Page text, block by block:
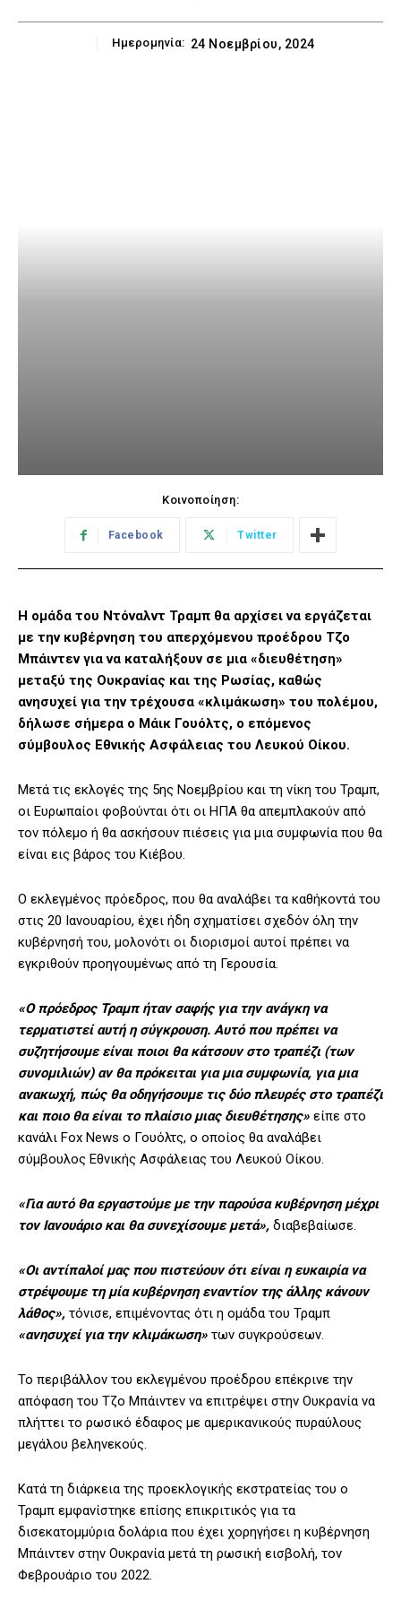
Ημερομηνία: 24 Νοεμβρίου, 2024
Κοινοποίηση:
Facebook Twitter
Η ομάδα του Ντόναλντ Τραμπ θα αρχίσει να εργάζεται
με την κυβέρνηση του απερχόμενου προέδρου Τζο
Μπάιντεν για να καταλήξουν σε μια «διευθέτηση»
μεταξύ της Ουκρανίας και της Ρωσίας, καθώς
ανησυχεί για την τρέχουσα «κλιμάκωση» του πολέμου,
δήλωσε σήμερα ο Μάικ Γουόλτς, ο επόμενος
σύμβουλος Εθνικής Ασφάλειας του Λευκού Οίκου.
Μετά τις εκλογές της 5ης Νοεμβρίου και τη νίκη του Τραμπ,
οι Ευρωπαίοι φοβούνται ότι οι ΗΠΑ θα απεμπλακούν από
τον πόλεμο ή θα ασκήσουν πιέσεις για μια συμφωνία που θα
είναι εις βάρος του Κιέβου.
Ο εκλεγμένος πρόεδρος, που θα αναλάβει τα καθήκοντά του
στις 20 Ιανουαρίου, έχει ήδη σχηματίσει σχεδόν όλη την
κυβέρνησή του, μολονότι οι διορισμοί αυτοί πρέπει να
εγκριθούν προηγουμένως από τη Γερουσία.
«Ο πρόεδρος Τραμπ ήταν σαφής για την ανάγκη να
τερματιστεί αυτή η σύγκρουση. Αυτό που πρέπει να
συζητήσουμε είναι ποιοι θα κάτσουν στο τραπέζι (των
συνομιλιών) αν θα πρόκειται για μια συμφωνία, για μια
ανακωχή, πώς θα οδηγήσουμε τις δύο πλευρές στο τραπέζι
και ποιο θα είναι το πλαίσιο μιας διευθέτησης» είπε στο
κανάλι Fox News ο Γουόλτς, ο οποίος θα αναλάβει
σύμβουλος Εθνικής Ασφάλειας του Λευκού Οίκου.
«Για αυτό θα εργαστούμε με την παρούσα κυβέρνηση μέχρι
τον Ιανουάριο και θα συνεχίσουμε μετά», διαβεβαίωσε.
«Οι αντίπαλοί μας που πιστεύουν ότι είναι η ευκαιρία να
στρέψουμε τη μία κυβέρνηση εναντίον της άλλης κάνουν
λάθος», τόνισε, επιμένοντας ότι η ομάδα του Τραμπ
«ανησυχεί για την κλιμάκωση» των συγκρούσεων.
Το περιβάλλον του εκλεγμένου προέδρου επέκρινε την
απόφαση του Τζο Μπάιντεν να επιτρέψει στην Ουκρανία να
πλήττει το ρωσικό έδαφος με αμερικανικούς πυραύλους
μεγάλου βεληνεκούς.
Κατά τη διάρκεια της προεκλογικής εκστρατείας του ο
Τραμπ εμφανίστηκε επίσης επικριτικός για τα
δισεκατομμύρια δολάρια που έχει χορηγήσει η κυβέρνηση
Μπάιντεν στην Ουκρανία μετά τη ρωσική εισβολή, τον
Φεβρουάριο του 2022.